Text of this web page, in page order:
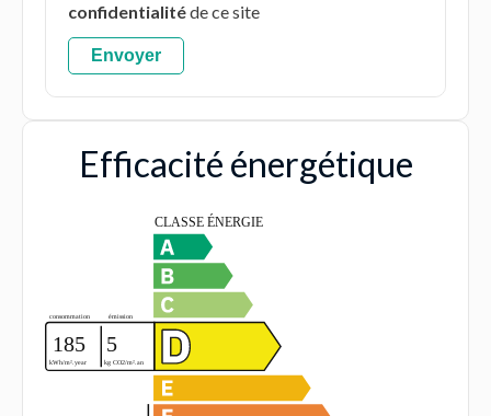
confidentialitéde ce site
Envoyer
Efficacité énergétique